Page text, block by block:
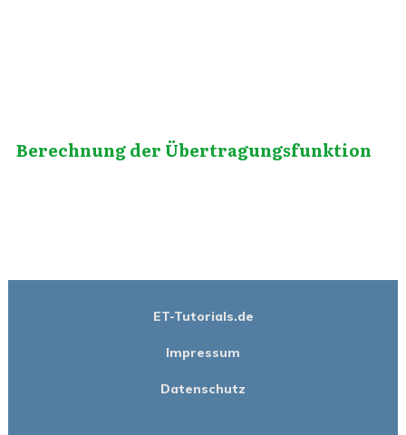
Berechnung der Übertragungsfunktion
ET-Tutorials.de
Impressum
Datenschutz